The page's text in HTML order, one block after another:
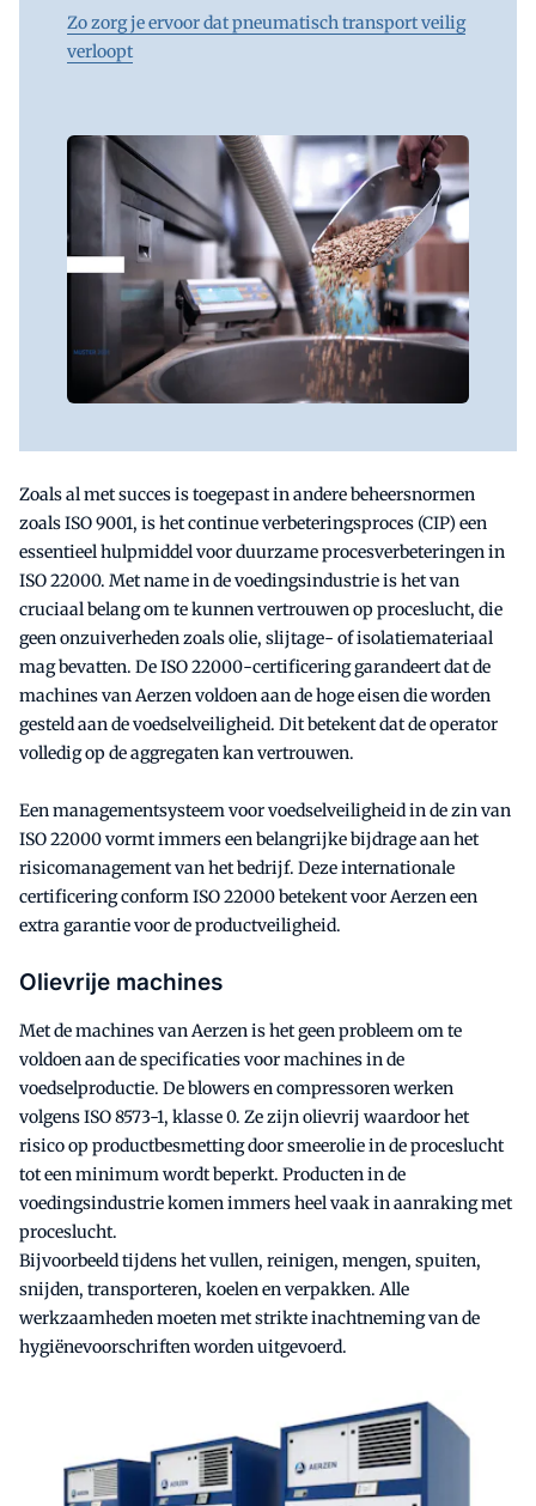
Zo zorg je ervoor dat pneumatisch transport veilig
verloopt
Zoals al met succes is toegepast in andere beheersnormen
zoals ISO 9001, is het continue verbeteringsproces (CIP) een
essentieel hulpmiddel voor duurzame procesverbeteringen in
ISO 22000. Met name in de voedingsindustrie is het van
cruciaal belang om te kunnen vertrouwen op proceslucht, die
geen onzuiverheden zoals olie, slijtage- of isolatiemateriaal
mag bevatten. De ISO 22000-certificering garandeert dat de
machines van Aerzen voldoen aan de hoge eisen die worden
gesteld aan de voedselveiligheid. Dit betekent dat de operator
volledig op de aggregaten kan vertrouwen.
Een managementsysteem voor voedselveiligheid in de zin van
ISO 22000 vormt immers een belangrijke bijdrage aan het
risicomanagement van het bedrijf. Deze internationale
certificering conform ISO 22000 betekent voor Aerzen een
extra garantie voor de productveiligheid.
Olievrije machines
Met de machines van Aerzen is het geen probleem om te
voldoen aan de specificaties voor machines in de
voedselproductie. De blowers en compressoren werken
volgens ISO 8573-1, klasse 0. Ze zijn olievrij waardoor het
risico op productbesmetting door smeerolie in de proceslucht
tot een minimum wordt beperkt. Producten in de
voedingsindustrie komen immers heel vaak in aanraking met
proceslucht.
Bijvoorbeeld tijdens het vullen, reinigen, mengen, spuiten,
snijden, transporteren, koelen en verpakken. Alle
werkzaamheden moeten met strikte inachtneming van de
hygiënevoorschriften worden uitgevoerd.